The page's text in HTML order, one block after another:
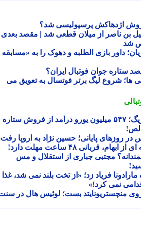
اژدهاکش پرسپولیسی شد؟
ناصر از میلان قطعی شد | مقصد بعدی
بازی الطلبه و دهوک را به «مسابقه
جوان فوتبال ایران؟
شروع لیگ برتر فوتسال به تعویق می
شاهکار اقتصادی لایپزیگ؛ ۵۴۷ میلیون یورو درآمد از فروش ستاره
پایانی؛ حسین نژاد به اروپا رفت،
۴۸ ساعت مهلت دارد!
مجتبی جباری از استقلال و مس
فریاد زد؛ «از تخت بلند نمی شد، غذا
نمی کرد!»
منچستریونایتد بست؛ لوئیس هال در سنت